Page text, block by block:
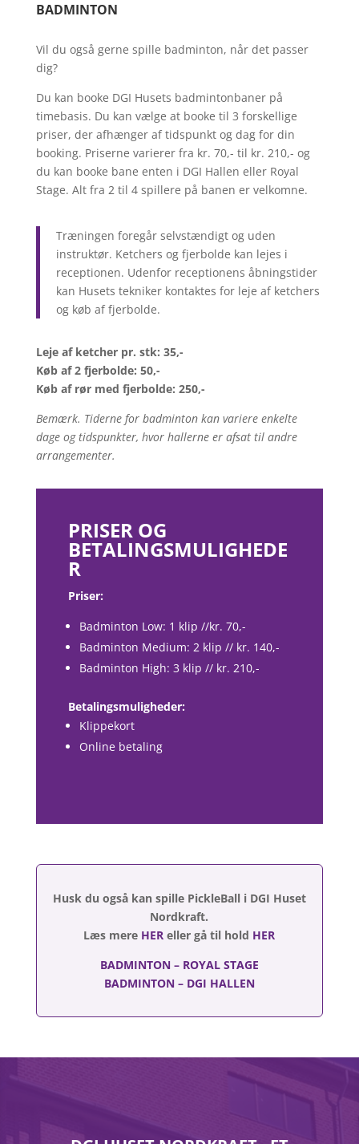
BADMINTON
Vil du også gerne spille badminton, når det passer
dig?
Du kan booke DGI Husets badmintonbaner på
timebasis. Du kan vælge at booke til 3 forskellige
priser, der afhænger af tidspunkt og dag for din
booking. Priserne varierer fra kr. 70,- til kr. 210,- og
du kan booke bane enten i DGI Hallen eller Royal
Stage. Alt fra 2 til 4 spillere på banen er velkomne.
Træningen foregår selvstændigt og uden
instruktør. Ketchers og fjerbolde kan lejes i
receptionen. Udenfor receptionens åbningstider
kan Husets tekniker kontaktes for leje af ketchers
og køb af fjerbolde.
Leje af ketcher pr. stk: 35,-
Køb af 2 fjerbolde: 50,-
Køb af rør med fjerbolde: 250,-
Bemærk. Tiderne for badminton kan variere enkelte
dage og tidspunkter, hvor hallerne er afsat til andre
arrangementer.
PRISER OG
BETALINGSMULIGHEDE
R
Priser:
Badminton Low: 1 klip //kr. 70,-
Badminton Medium: 2 klip // kr. 140,-
Badminton High: 3 klip // kr. 210,-
Betalingsmuligheder:
Klippekort
Online betaling
Husk du også kan spille PickleBall i DGI Huset
Nordkraft.
Læs mere HER eller gå til hold HER
BADMINTON – ROYAL STAGE
BADMINTON – DGI HALLEN